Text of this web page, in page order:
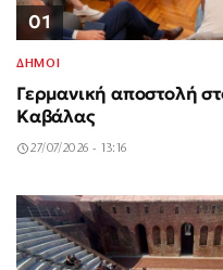
01
ΔΗΜΟΙ
Γερμανική αποστολή
Καβάλας
27/07/2026 - 13:16